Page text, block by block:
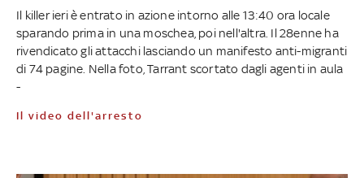
Il killer ieri è entrato in azione intorno alle 13:40 ora locale
sparando prima in una moschea, poi nell'altra. Il 28enne ha
rivendicato gli attacchi lasciando un manifesto anti-migranti
di 74 pagine. Nella foto, Tarrant scortato dagli agenti in aula
-
Il video dell'arresto